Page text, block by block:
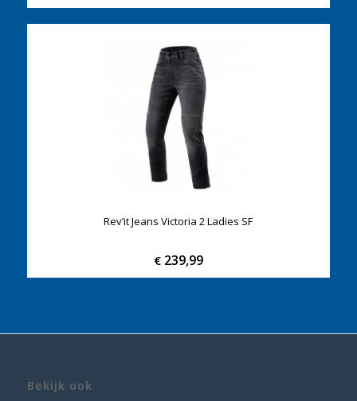
Rev’it Jeans Victoria 2 Ladies SF
€239,99
Bekijk ook